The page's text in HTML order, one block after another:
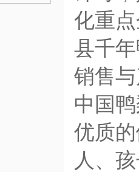
化重
县千
销售
中国
优质
人、